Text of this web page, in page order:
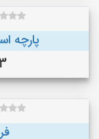
پارچه